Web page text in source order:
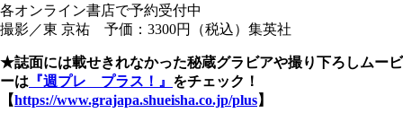
各オンライン書店で予約受付中
撮影／東 京祐 予価：3300円（税込）集英社
★誌面には載せきれなかった秘蔵グラビアや撮り下ろしムービ
ーは 『週プレ プラス！』 をチェック！
【https://www.grajapa.shueisha.co.jp/plus】